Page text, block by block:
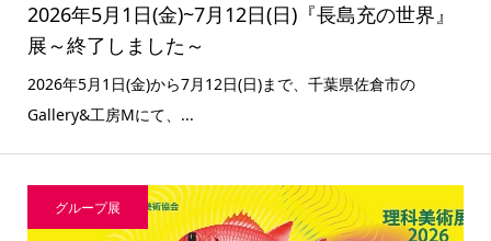
2026年5月1日(金)~7月12日(日)『長島充の世界』
展～終了しました～
2026年5月1日(金)から7月12日(日)まで、千葉県佐倉市の
Gallery&工房Mにて、...
グループ展